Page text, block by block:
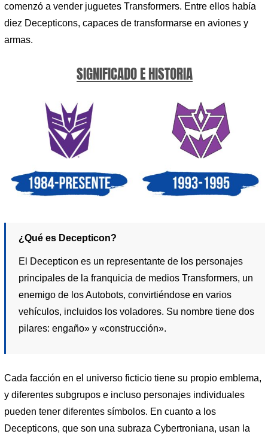
comenzó a vender juguetes Transformers. Entre ellos había
diez Decepticons, capaces de transformarse en aviones y
armas.
SIGNIFICADO E HISTORIA
¿Qué es Decepticon?
El Decepticon es un representante de los personajes
principales de la franquicia de medios Transformers, un
enemigo de los Autobots, convirtiéndose en varios
vehículos, incluidos los voladores. Su nombre tiene dos
pilares: engaño» y «construcción».
Cada facción en el universo ficticio tiene su propio emblema,
y ​​diferentes subgrupos e incluso personajes individuales
pueden tener diferentes símbolos. En cuanto a los
Decepticons, que son una subraza Cybertroniana, usan la